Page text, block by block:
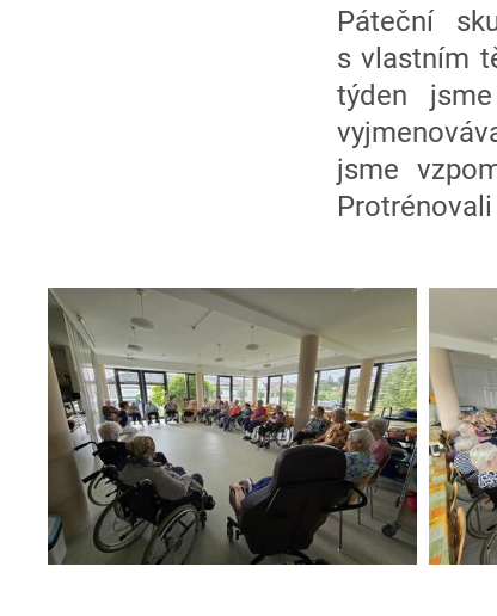
Páteční
s vlastním
týden
jsme